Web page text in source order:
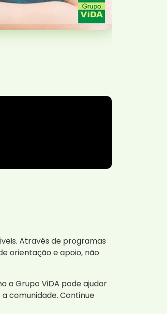
Através de programas
orientação e apoio, não
a Grupo ViDA pode ajudar
comunidade. Continue